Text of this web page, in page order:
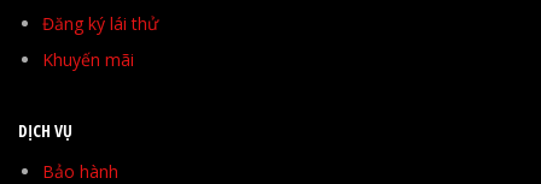
Đăng ký lái thử
Khuyến mãi
DỊCH VỤ
Bảo hành